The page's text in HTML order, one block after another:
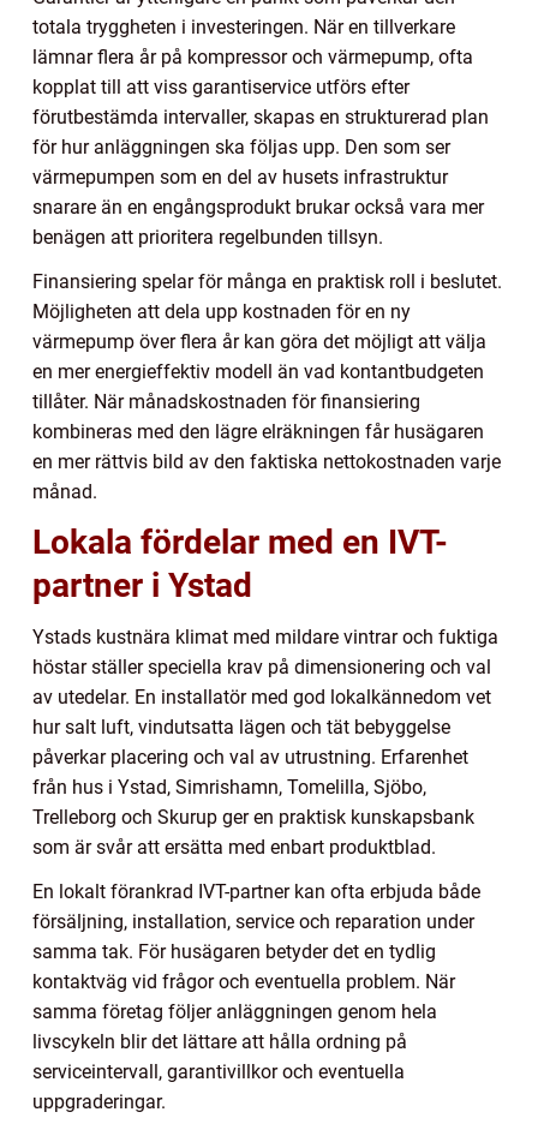
totala tryggheten i investeringen. När en tillverkare
lämnar flera år på kompressor och värmepump, ofta
kopplat till att viss garantiservice utförs efter
förutbestämda intervaller, skapas en strukturerad plan
för hur anläggningen ska följas upp. Den som ser
värmepumpen som en del av husets infrastruktur
snarare än en engångsprodukt brukar också vara mer
benägen att prioritera regelbunden tillsyn.
Finansiering spelar för många en praktisk roll i beslutet.
Möjligheten att dela upp kostnaden för en ny
värmepump över flera år kan göra det möjligt att välja
en mer energieffektiv modell än vad kontantbudgeten
tillåter. När månadskostnaden för finansiering
kombineras med den lägre elräkningen får husägaren
en mer rättvis bild av den faktiska nettokostnaden varje
månad.
Lokala fördelar med en IVT-
partner i Ystad
Ystads kustnära klimat med mildare vintrar och fuktiga
höstar ställer speciella krav på dimensionering och val
av utedelar. En installatör med god lokalkännedom vet
hur salt luft, vindutsatta lägen och tät bebyggelse
påverkar placering och val av utrustning. Erfarenhet
från hus i Ystad, Simrishamn, Tomelilla, Sjöbo,
Trelleborg och Skurup ger en praktisk kunskapsbank
som är svår att ersätta med enbart produktblad.
En lokalt förankrad IVT-partner kan ofta erbjuda både
försäljning, installation, service och reparation under
samma tak. För husägaren betyder det en tydlig
kontaktväg vid frågor och eventuella problem. När
samma företag följer anläggningen genom hela
livscykeln blir det lättare att hålla ordning på
serviceintervall, garantivillkor och eventuella
uppgraderingar.